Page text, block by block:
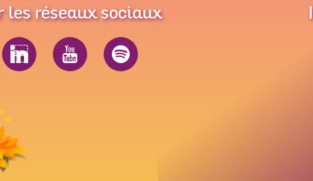
les réseaux sociaux